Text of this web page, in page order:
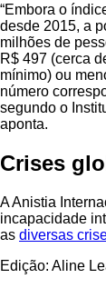
“Embora o
desde 2015, a
milhões de
R$ 497 (cerca
mínimo) ou
número
segundo o
aponta.
Crises
A Anistia
incapacidade
as diversas
Edição: Aline